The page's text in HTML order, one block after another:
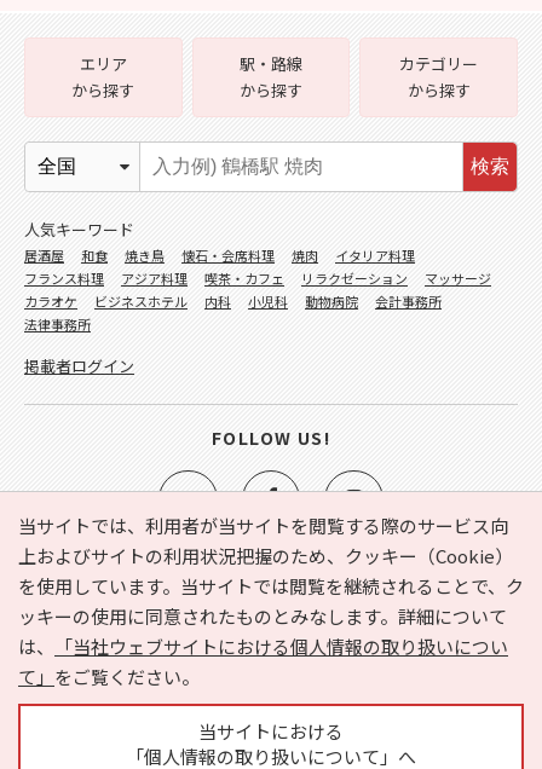
当サイトでは、利用者が当サイトを閲覧する際のサービス向
上およびサイトの利用状況把握のため、クッキー（Cookie）
を使用しています。当サイトでは閲覧を継続されることで、ク
ッキーの使用に同意されたものとみなします。詳細について
は、
「当社ウェブサイトにおける個人情報の取り扱いについ
て」 をご覧ください。
当サイトにおける
「個人情報の取り扱いについて」へ
e-NAVITA（イーナビタ）とは？ お気に入り
ヘルプ
利用規約
個人情報の取り扱いについて
運営会社
サイトマップ
広告掲載に関するお問い合わせ
エリア
から探す
駅・路線
から探す
カテゴリー
から探す
検索
人気キーワード
居酒屋 和食 焼き鳥 懐石・会席料理 焼肉
イタリア料理
フランス料理
アジア料理 喫茶・カフェ リラクゼーション
マッサージ
カラオケ
ビジネスホテル 内科 小児科 動物病院
会計事務所
法律事務所
掲載者ログイン
FOLLOW US!